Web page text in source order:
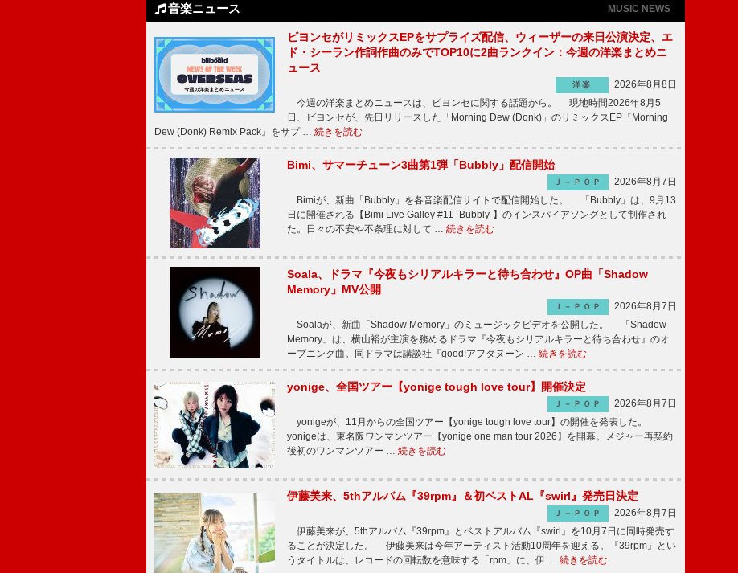
音楽ニュース MUSIC NEWS
ビヨンセがリミックスEPをサプライズ配信、ウィーザーの来日公演決定、エ
ド・シーラン作詞作曲のみでTOP10に2曲ランクイン：今週の洋楽まとめニ
ュース
洋楽
2026年8月8日
今週の洋楽まとめニュースは、ビヨンセに関する話題から。 現地時間2026年8月5
日、ビヨンセが、先日リリースした「Morning Dew (Donk)」のリミックスEP『Morning
Dew (Donk) Remix Pack』をサプ … 続きを読む
Bimi、サマーチューン3曲第1弾「Bubbly」配信開始
Ｊ－ＰＯＰ
2026年8月7日
Bimiが、新曲「Bubbly」を各音楽配信サイトで配信開始した。 「Bubbly」は、9月13
日に開催される【Bimi Live Galley #11 -Bubbly-】のインスパイアソングとして制作され
た。日々の不安や不条理に対して … 続きを読む
Soala、ドラマ『今夜もシリアルキラーと待ち合わせ』OP曲「Shadow
Memory」MV公開
Ｊ－ＰＯＰ
2026年8月7日
Soalaが、新曲「Shadow Memory」のミュージックビデオを公開した。 「Shadow
Memory」は、横山裕が主演を務めるドラマ『今夜もシリアルキラーと待ち合わせ』のオ
ープニング曲。同ドラマは講談社『good!アフタヌーン … 続きを読む
yonige、全国ツアー【yonige tough love tour】開催決定
Ｊ－ＰＯＰ
2026年8月7日
yonigeが、11月からの全国ツアー【yonige tough love tour】の開催を発表した。
yonigeは、東名阪ワンマンツアー【yonige one man tour 2026】を開幕。メジャー再契約
後初のワンマンツアー … 続きを読む
伊藤美来、5thアルバム『39rpm』＆初ベストAL『swirl』発売日決定
Ｊ－ＰＯＰ
2026年8月7日
伊藤美来が、5thアルバム『39rpm』とベストアルバム『swirl』を10月7日に同時発売す
ることが決定した。 伊藤美来は今年アーティスト活動10周年を迎える。『39rpm』とい
うタイトルは、レコードの回転数を意味する「rpm」に、伊 … 続きを読む